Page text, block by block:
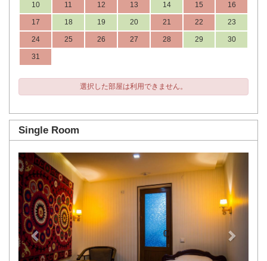
10 11 12 13 14 15 16
17 18 19 20 21 22 23
24 25 26 27 28 29 30
31
選択した部屋は利用できません。
Single Room
Previous